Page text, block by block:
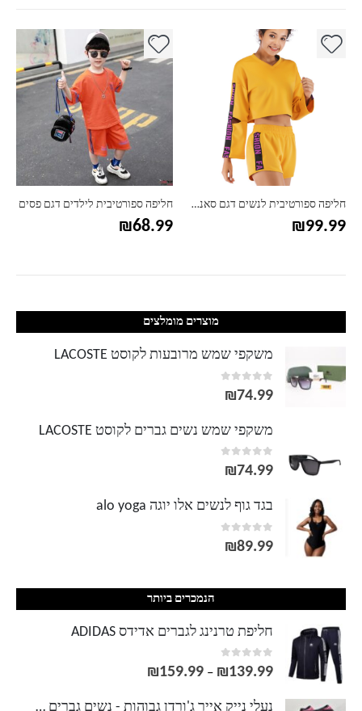
חליפה ספורטיבית לנשים דגם סאנשיין
₪99.99
חליפה ספורטיבית לילדים דגם פסים
₪68.99
למוצר זה יש מספר סוגים. ניתן לבחור את האפשרויות בעמוד המוצר
מוצרים מומלצים
משקפי שמש מרובעות לקוסט LACOSTE
0
out of 5
₪74.99
משקפי שמש נשים גברים לקוסט LACOSTE
0
out of 5
₪74.99
בגד גוף לנשים אלו יוגה alo yoga
0
out of 5
₪89.99
הנמכרים ביותר
חליפת טרנינג לגברים אדידס ADIDAS
0
out of 5
₪139.99
–
₪159.99
נעלי נייק אייר ג'ורדן גבוהות - נשים גברים NIKE AIR JORDAN